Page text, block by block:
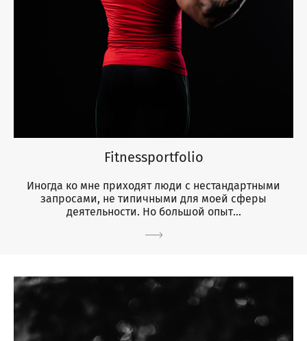
Fitnessportfolio
Иногда ко мне приходят люди с нестандартными
запросами, не типичными для моей сферы
деятельности. Но большой опыт...